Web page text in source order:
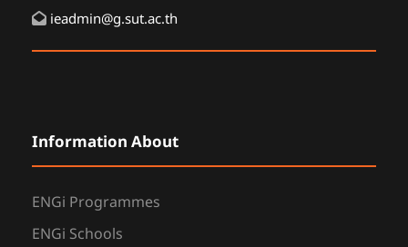
ieadmin@g.sut.ac.th
Information About
ENGi Programmes
ENGi Schools